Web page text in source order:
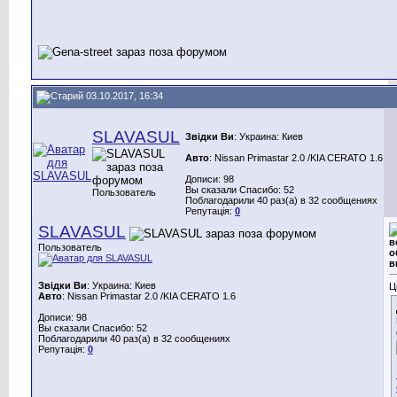
03.10.2017, 16:34
SLAVASUL
Пользователь
Звідки Ви: Украина: Киев
Авто: Nissan Primastar 2.0 /KIA CERATO 1.6
Дописи: 98
Вы сказали Спасибо: 52
Поблагодарили 40 раз(а) в 32 сообщениях
Репутація: 0
SLAVASUL
Пользователь
Звідки Ви: Украина: Киев
Авто: Nissan Primastar 2.0 /KIA CERATO 1.6
Дописи: 98
Вы сказали Спасибо: 52
Поблагодарили 40 раз(а) в 32 сообщениях
Репутація: 0